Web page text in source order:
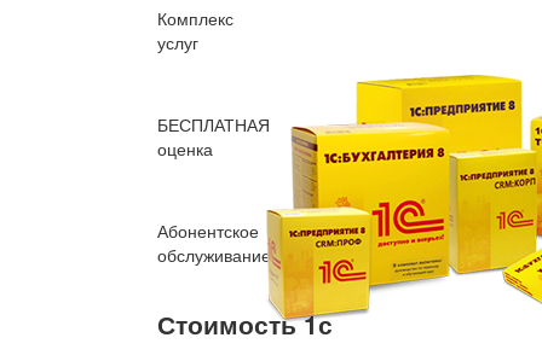
Комплекс
услуг
БЕСПЛАТНАЯ
оценка
Абонентское
обслуживание
Стоимость 1с